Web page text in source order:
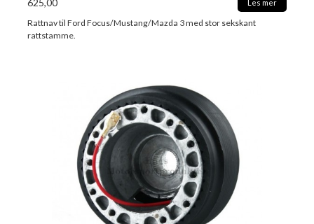
625,00 Les mer
Rattnav til Ford Focus/Mustang/Mazda 3 med stor sekskant
rattstamme.